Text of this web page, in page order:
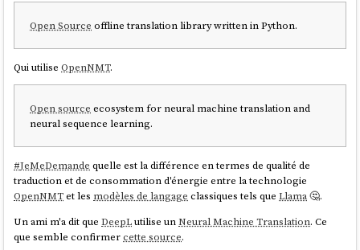
Open Source offline translation library written in Python.
Qui utiliseOpenNMT.
Open source ecosystem for neural machine translation and
neural sequence learning.
#JeMeDemande quelle est la différence en termes de qualité de
traduction et de consommation d'énergie entre la technologie
OpenNMTet les modèles de langage classiques tels queLlama🤔.
Un ami m'a dit queDeepLutilise unNeural Machine Translation. Ce
que semble confirmercette source.